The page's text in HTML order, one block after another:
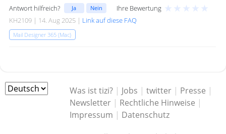
Antwort hilfreich? Ja Nein Ihre Bewertung ★ ★ ★ ★ ★
KH2109 | 14. Aug 2025 | Link auf diese FAQ
Mail Designer 365 (Mac)
Was ist tizi? | Jobs |twitter | Presse |
Newsletter | Rechtliche Hinweise |
Impressum | Datenschutz